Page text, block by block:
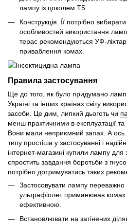
лампу із цоколем T5.
Конструкція. Її потрібно
особливостей використання
терас рекомендуються УФ-
приваблення комах.
Правила застосування
Ще до того, як було придумано
Україні та інших країнах світу
засоби. Це дим, липкий дьоготь чи
менш практичними в експлуатації
Вони мали неприємний запах. А ось
типу простіша у застосуванні і
інтернет-магазині купили лампу
спростить завдання боротьби з
потрібно дотримуватись таких
Застосовувати лампу переважно
ультрафіолет приманював
ефективною.
Встановлювати на затінених